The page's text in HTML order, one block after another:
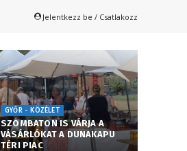
Jelentkezz be / Csatlakozz
GYŐR - KÖZÉLET
SZOMBATON IS VÁRJA A
VÁSÁRLÓKAT A DUNAKAPU
TÉRI PIAC